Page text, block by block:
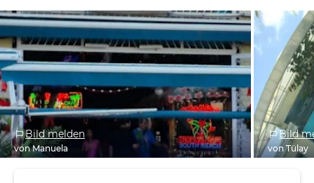
Bild melden
von Manuela
Bild
von Tülay